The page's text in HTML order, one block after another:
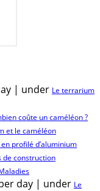
| under Le terrarium
coûte un caméléon ?
et le caméléon
profilé d’aluminium
de construction
day | under Le